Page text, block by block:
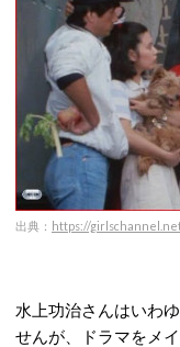
出典： https://
水上功治さんはいわ
せんが、ドラマをメ